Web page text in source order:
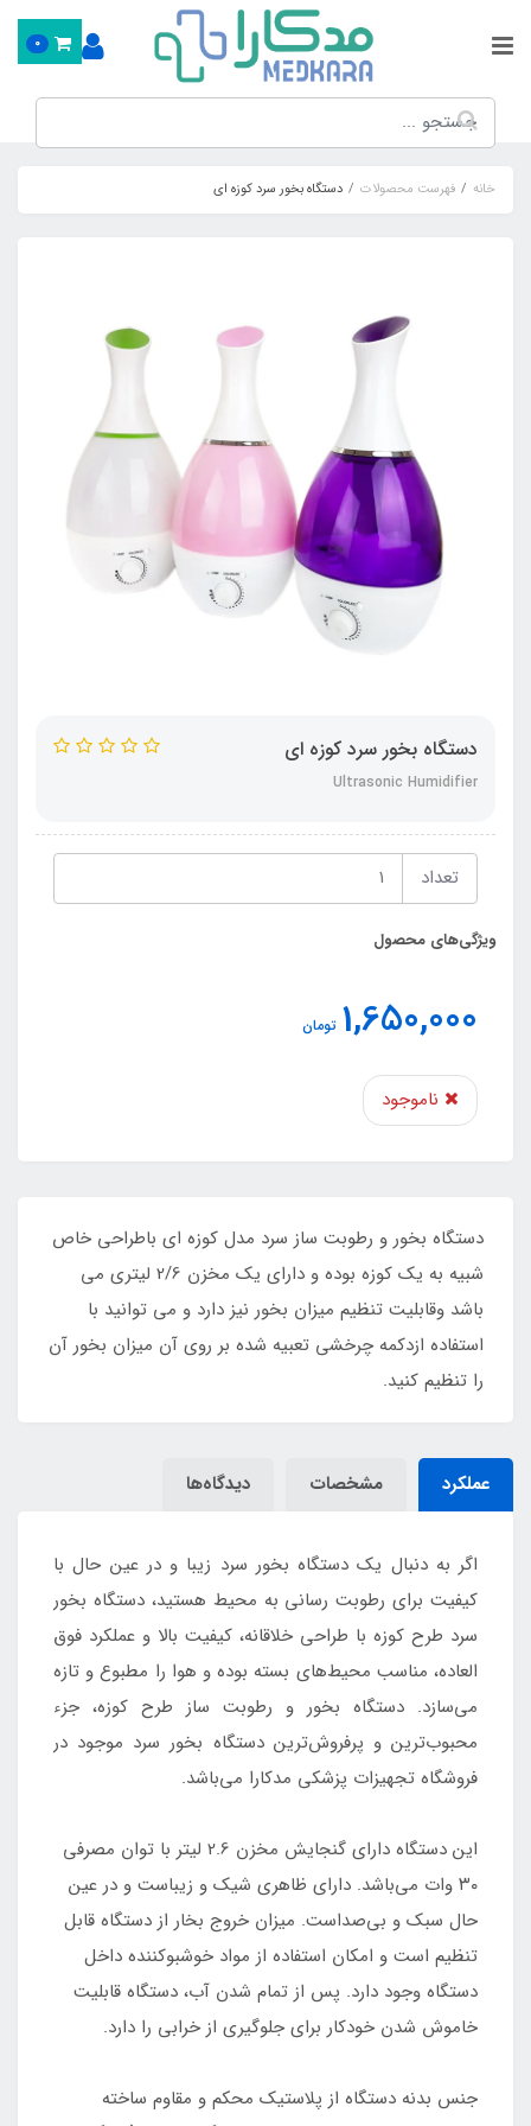
0
خانه فهرست محصولات دستگاه بخور سرد کوزه ای
دستگاه بخور سرد کوزه ای
Ultrasonic Humidifier
تعداد
ویژگی‌های محصول
1,650,000 تومان
ناموجود
دستگاه بخور و رطوبت ساز سرد مدل کوزه ای باطراحی خاص
شبیه به یک کوزه بوده و دارای یک مخزن 2/6 لیتری می
باشد وقابلیت تنظیم میزان بخور نیز دارد و می توانید با
استفاده ازدکمه چرخشی تعبیه شده بر روی آن میزان بخور آن
را تنظیم کنید.
عملکرد مشخصات دیدگاه‌ها
اگر به دنبال یک دستگاه بخور سرد زیبا و در عین حال با
کیفیت برای رطوبت رسانی به محیط هستید، دستگاه بخور
سرد طرح کوزه با طراحی خلاقانه، کیفیت بالا و عملکرد فوق
العاده، مناسب محیط‌های بسته بوده و هوا را مطبوع و تازه
می‌سازد. دستگاه بخور و رطوبت ساز طرح کوزه، جزء
محبوب‌ترین و پرفروش‌ترین دستگاه بخور سرد موجود در
فروشگاه تجهیزات پزشکی مدکارا می‌باشد.
این دستگاه دارای گنجایش مخزن 2.6 لیتر با توان مصرفی
۳۰ وات می‌باشد. دارای ظاهری شیک و زیباست و در عین
حال سبک و بی‌صداست. میزان خروج بخار از دستگاه قابل
تنظیم است و امکان استفاده از مواد خوشبوکننده داخل
دستگاه وجود دارد. پس از تمام شدن آب، دستگاه قابلیت
خاموش شدن خودکار برای جلوگیری از خرابی را دارد.
جنس بدنه دستگاه از پلاستیک محکم و مقاوم ساخته